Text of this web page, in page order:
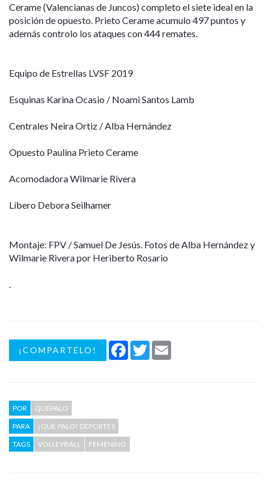
Cerame (Valencianas de Juncos) completo el siete ideal en la
posición de opuesto. Prieto Cerame acumulo 497 puntos y
además controlo los ataques con 444 remates.
Equipo de Estrellas LVSF 2019
Esquinas Karina Ocasio / Noami Santos Lamb
Centrales Neira Ortiz / Alba Hernández
Opuesto Paulina Prieto Cerame
Acomodadora Wilmarie Rivera
Líbero Debora Seilhamer
Montaje: FPV / Samuel De Jesús. Fotos de Alba Hernández y
Wilmarie Rivera por Heriberto Rosario
¡COMPARTELO! Facebook
Twitter
POR
QUEPALO
PARA
¡QUE PALO! DEPORTES
TAGS
VOLLEYBALL FEMENINO